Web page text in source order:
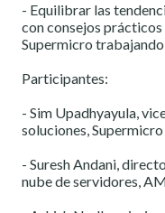
- Equilibrar las
con consejos
Supermicro trabajando
Participantes:
- Sim Upadhyayula,
soluciones, Supermicro
- Suresh Andani,
nube de servidores,